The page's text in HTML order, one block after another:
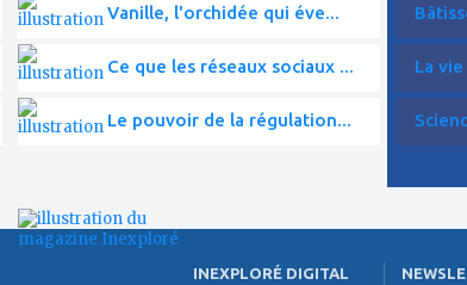
Vanille, l'orchidée qui éve...
Ce que les réseaux sociaux ...
Le pouvoir de la régulation...
La
INEXPLORÉ DIGITAL